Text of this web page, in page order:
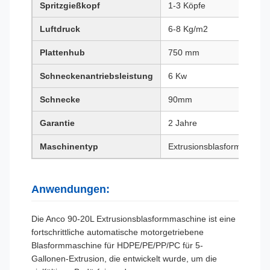
Spritzgießkopf 1-3 Köpfe
Luftdruck 6-8 Kg/m2
Plattenhub 750 mm
Schneckenantriebsleistung 6 Kw
Schnecke 90mm
Garantie 2 Jahre
Maschinentyp Extrusionsblasformung
Anwendungen:
Die Anco 90-20L Extrusionsblasformmaschine ist eine
fortschrittliche automatische motorgetriebene
Blasformmaschine für HDPE/PE/PP/PC für 5-
Gallonen-Extrusion, die entwickelt wurde, um die